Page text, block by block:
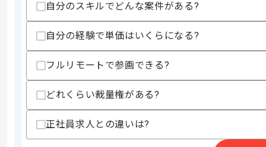
・動画やSNSコンテンツ領域に関する知
上記に似た経験やスキルをお持ちであれば
その他募集要項
商談回数
募集人数
1人
作業開始日
自分のスキルでどんな案件がある?
自分の経験で単価はいくらになる?
フルリモートで参画できる?
どれくらい裁量権がある?
正社員求人との違いは?